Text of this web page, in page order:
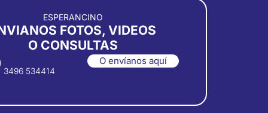
ESPERANCINO
FOTOS, VIDEOS
O CONSULTAS
3496 534414
O envíanos aquí